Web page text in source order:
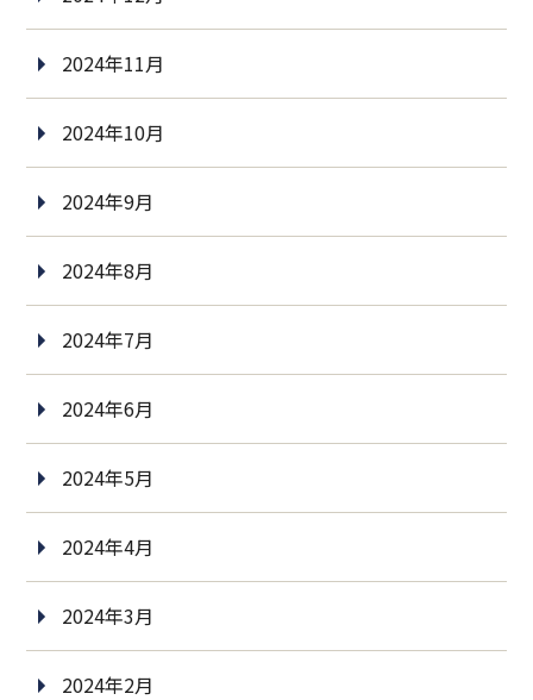
2024年11月
2024年10月
2024年9月
2024年8月
2024年7月
2024年6月
2024年5月
2024年4月
2024年3月
2024年2月